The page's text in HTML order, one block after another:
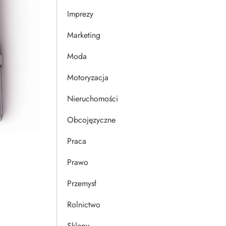
Imprezy
Marketing
Moda
Motoryzacja
Nieruchomości
Obcojęzyczne
Praca
Prawo
Przemysł
Rolnictwo